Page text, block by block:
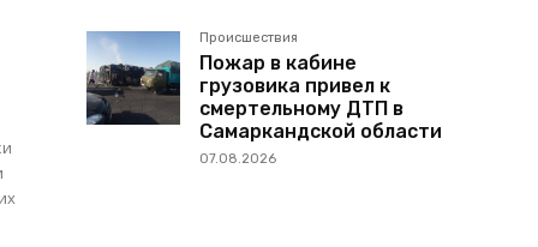
Происшествия
Пожар в кабине
грузовика привел к
смертельному ДТП в
Самаркандской области
07.08.2026